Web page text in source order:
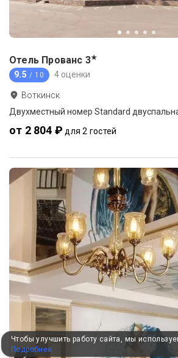
Отель Прованс 3★
9.5 / 10 4 оценки
Воткинск
Двухместный номер Standard
от 2 804 ₽ для 2 гостей
Чтобы улучшить работу сайта, мы
Подробнее